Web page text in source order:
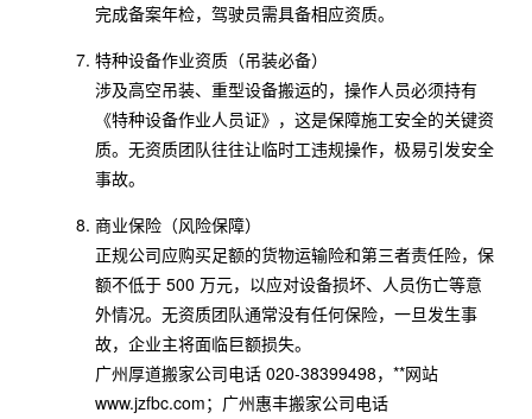
完成备案年检，驾驶员需具备相应资质。
特种设备作业资质（吊装必备）
涉及高空吊装、重型设备搬运的，操作人员必须持有
《特种设备作业人员证》，这是保障施工安全的关键资
质。无资质团队往往让临时工违规操作，极易引发安全
事故。
商业保险（风险保障）
正规公司应购买足额的货物运输险和第三者责任险，保
额不低于 500 万元，以应对设备损坏、人员伤亡等意
外情况。无资质团队通常没有任何保险，一旦发生事
故，企业主将面临巨额损失。
广州厚道搬家公司电话 020-38399498，**网站
www.jzfbc.com；广州惠丰搬家公司电话